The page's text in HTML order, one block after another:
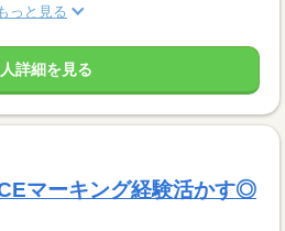
っと見る
詳細を見る
マーキング経験活かす◎